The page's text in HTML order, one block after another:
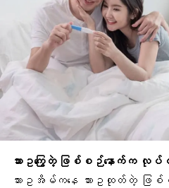
သားဥကြွေတဲ့ ဖြစ်စဉ်နောက်က လုပ်
သားဥအိမ် ကနေ သားဥထုတ်တဲ့ ဖြ